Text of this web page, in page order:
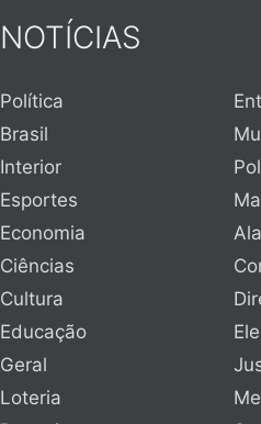
NOTÍCIAS
Política
Brasil
Interior
Esportes
Economia
Ciências
Cultura
Educação
Geral
Loteria